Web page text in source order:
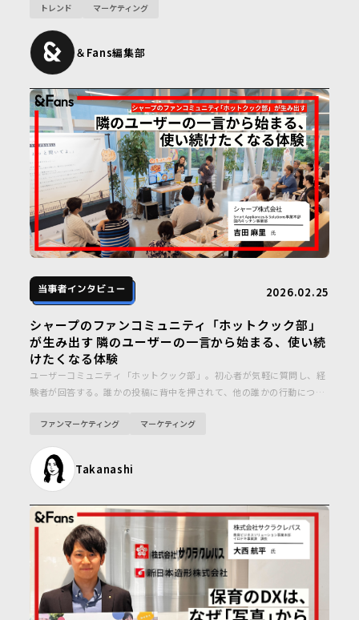
ので参考にしてください。
トレンド マーケティング
＆Fans編集部
2026.02.25
シャープのファンコミュニティ「ホットクック部」
が生み出す 隣のユーザーの一言から始まる、使い続
けたくなる体験
ユーザーコミュニティ「ホットクック部」。初心者が気軽に質問し、経
験者が回答する。誰かの投稿に背中を押されて、他の誰かの行動につな
れ、CXの向上にもつながっています。
ファンマーケティング マーケティング
Takanashi